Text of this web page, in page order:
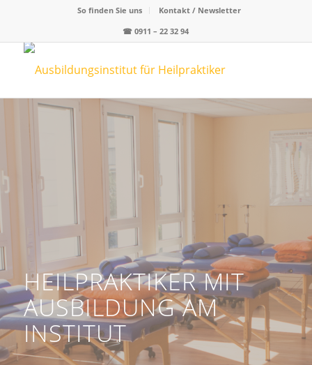
So finden Sie uns
Kontakt / Newsletter
☎0911 – 22 32 94
HEILPRAKTIKER MIT
AUSBILDUNG AM
INSTITUT